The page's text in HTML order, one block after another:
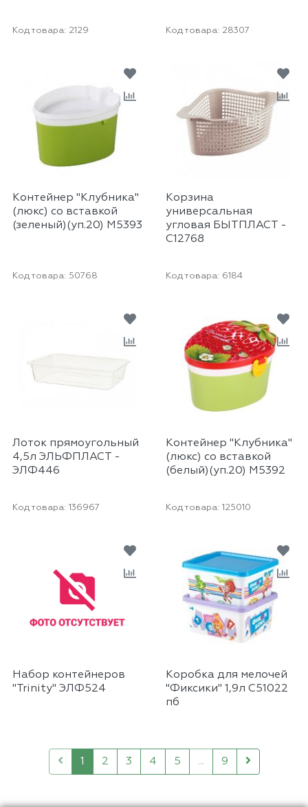
Код товара: 2129
Контейнер "Клубника"
(люкс) со вставкой
(зеленый)(уп.20) М5393
Код товара: 28307
Корзина
универсальная
угловая БЫТПЛАСТ -
С12768
Код товара: 50768
Лоток прямоугольный
4,5л ЭЛЬФПЛАСТ -
ЭЛФ446
Код товара: 6184
Контейнер "Клубника"
(люкс) со вставкой
(белый)(уп.20) М5392
Код товара: 136967
Набор контейнеров
"Trinity" ЭЛФ524
Код товара: 125010
Коробка для мелочей
"Фиксики" 1,9л С51022
пб
1 2 3 4 5 ... 9